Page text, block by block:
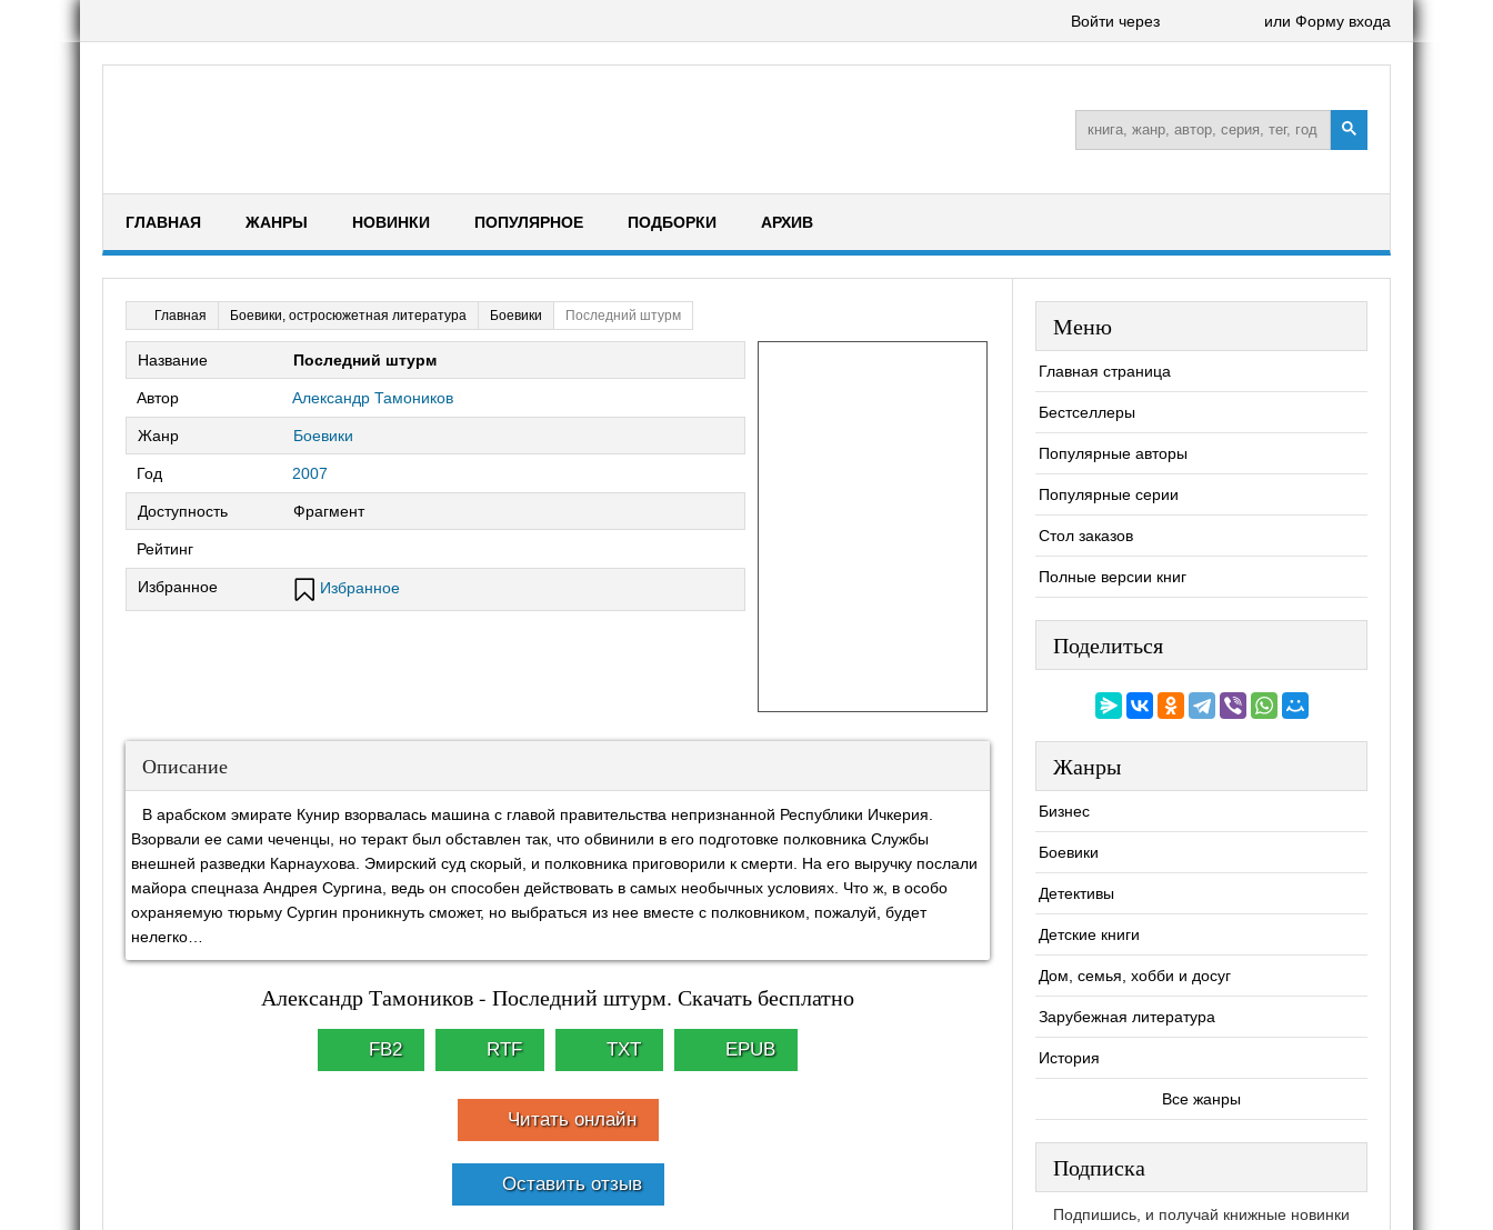
Войти через или Форму входа
ГЛАВНАЯ ЖАНРЫ НОВИНКИ ПОПУЛЯРНОЕ ПОДБОРКИ АРХИВ
Главная Боевики, остросюжетная литература Боевики Последний штурм
Название Последний штурм
Автор Александр Тамоников
Жанр Боевики
Год 2007
Доступность Фрагмент
Рейтинг
Избранное Избранное
Описание
В арабском эмирате Кунир взорвалась машина с главой правительства непризнанной Республики Ичкерия.
Взорвали ее сами чеченцы, но теракт был обставлен так, что обвинили в его подготовке полковника Службы
внешней разведки Карнаухова. Эмирский суд скорый, и полковника приговорили к смерти. На его выручку послали
майора спецназа Андрея Сургина, ведь он способен действовать в самых необычных условиях. Что ж, в особо
охраняемую тюрьму Сургин проникнуть сможет, но выбраться из нее вместе с полковником, пожалуй, будет
нелегко…
Александр Тамоников - Последний штурм. Скачать бесплатно
FB2 RTF TXT EPUB
Читать онлайн
Оставить отзыв
Меню
Главная страница
Бестселлеры
Популярные авторы
Популярные серии
Стол заказов
Полные версии книг
Поделиться
Жанры
Бизнес
Боевики
Детективы
Детские книги
Дом, семья, хобби и досуг
Зарубежная литература
История
Все жанры
Подписка
Подпишись, и получай книжные новинки